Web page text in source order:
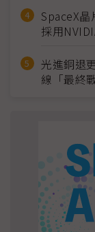
SpaceX
採用
光進銅退
線「最終